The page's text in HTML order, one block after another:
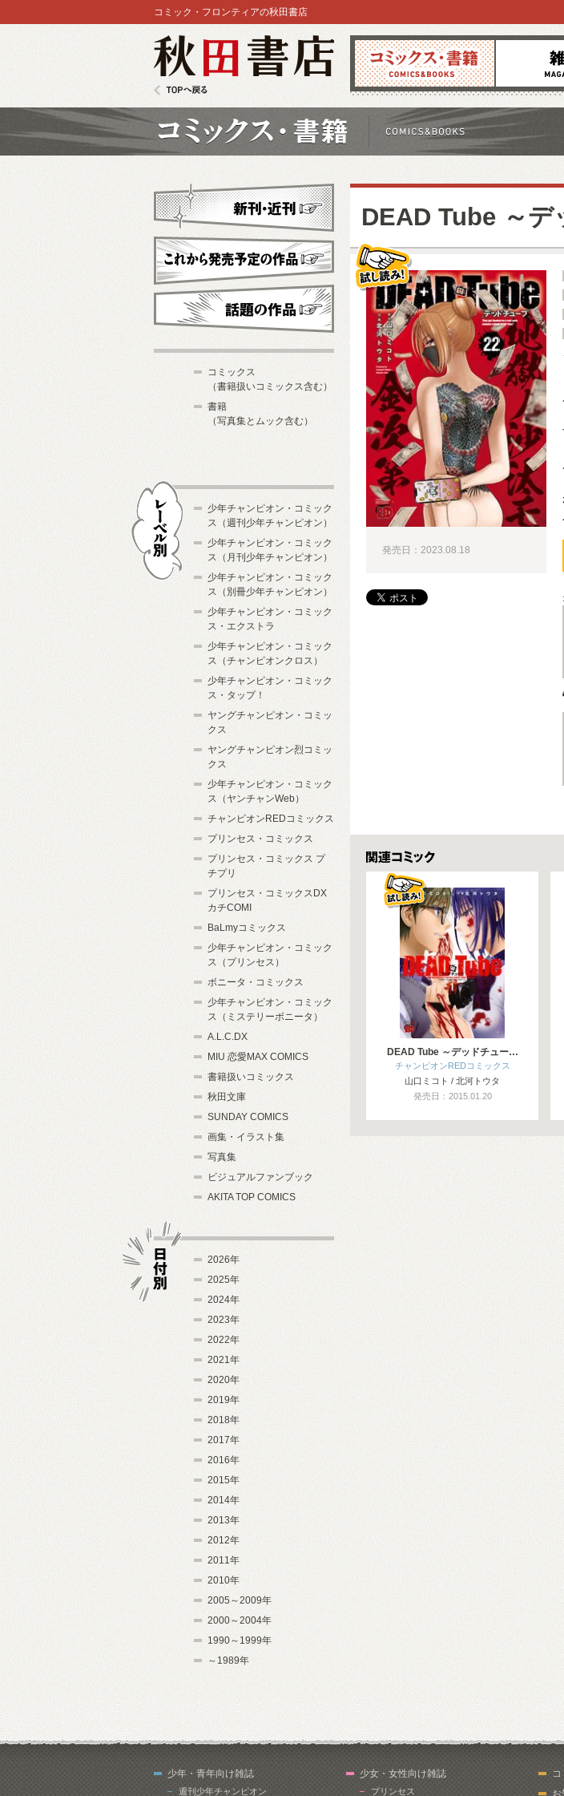
コミックス 雑誌
コミック・フロンティアの秋田書店
DEAD Tube ～デ
試し読み！
発売日：2023.08.18
関連コミックス
DEAD Tube ～デッドチュー…
チャンピオンREDコミックス
山口ミコト / 北河トウタ
発売日：2015.01.20
新刊・近刊
これから発売予定
コミックス
（書籍扱いコミックス含む）
書籍
（写真集とムック含む）
少年チャンピオン・コミック
ス（週刊少年チャンピオン）
少年チャンピオン・コミック
ス（月刊少年チャンピオン）
少年チャンピオン・コミック
ス（別冊少年チャンピオン）
少年チャンピオン・コミック
ス・エクストラ
少年チャンピオン・コミック
ス（チャンピオンクロス）
少年チャンピオン・コミック
ス・タップ！
ヤングチャンピオン・コミッ
クス
ヤングチャンピオン烈コミッ
クス
少年チャンピオン・コミック
ス（ヤンチャンWeb）
チャンピオンREDコミックス
プリンセス・コミックス
プリンセス・コミックス プ
チプリ
プリンセス・コミックスDX
カチCOMI
BaLmyコミックス
少年チャンピオン・コミック
ス（プリンセス）
ボニータ・コミックス
少年チャンピオン・コミック
ス（ミステリーボニータ）
A.L.C.DX
MIU 恋愛MAX COMICS
書籍扱いコミックス
秋田文庫
SUNDAY COMICS
画集・イラスト集
写真集
ビジュアルファンブック
AKITA TOP COMICS
2026年
2025年
2024年
2023年
2022年
2021年
2020年
2019年
2018年
2017年
2016年
2015年
2014年
2013年
2012年
2011年
2010年
2005～2009年
2000～2004年
1990～1999年
～1989年
少年・青年向け雑誌
週刊少年チャンピオン
少女・女性向け雑誌
プリンセス
コ
お